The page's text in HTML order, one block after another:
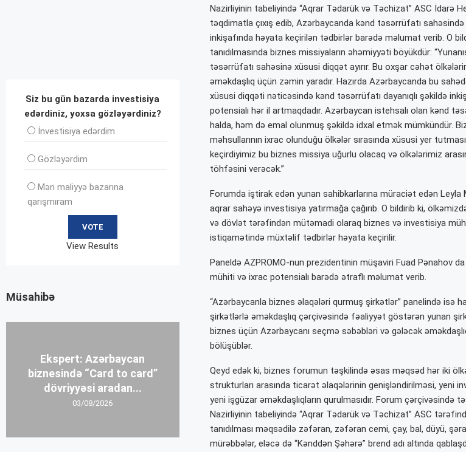
Nazirliyinin tabeliyində “Aqrar Tədarük və Təchizat” ASC İdarə
təqdimatla çıxış edib, Azərbaycanda kənd təsərrüfatı
inkişafında həyata keçirilən tədbirlər barədə məlumat verib. O
tanıdılmasında biznes missiyaların əhəmiyyəti böyükdür:
təsərrüfatı sahəsinə xüsusi diqqət ayırır. Bu oxşar cəhət
əməkdaşlıq üçün zəmin yaradır. Hazırda Azərbaycanda bu
xüsusi diqqəti nəticəsində kənd təsərrüfatı dayanıqlı şəkildə
potensialı hər il artmaqdadır. Azərbaycan istehsalı olan kənd
halda, həm də emal olunmuş şəkildə idxal etmək mümkündür.
məhsullarının ixrac olunduğu ölkələr sırasında xüsusi yer
keçirdiyimiz bu biznes missiya uğurlu olacaq və ölkələrimiz
töhfəsini verəcək.”
Forumda iştirak edən yunan sahibkarlarına müraciət edən Leyla
aqrar sahəyə investisiya yatırmağa çağırıb. O bildirib ki,
və dövlət tərəfindən mütəmadi olaraq biznes və investisiya
istiqamətində müxtəlif tədbirlər həyata keçirilir.
Paneldə AZPROMO-nun prezidentinin müşaviri Fuad Pənahov da
mühiti və ixrac potensialı barədə ətraflı məlumat verib.
“Azərbaycanla biznes əlaqələri qurmuş şirkətlər” panelində isə
şirkətlərlə əməkdaşlıq çərçivəsində fəaliyyət göstərən yunan
biznes üçün Azərbaycanı seçmə səbəbləri və gələcək
bölüşüblər.
Qeyd edək ki, biznes forumun təşkilində əsas məqsəd hər iki
strukturları arasında ticarət əlaqələrinin genişləndirilməsi, yeni
yeni işgüzar əməkdaşlıqların qurulmasıdır. Forum çərçivəsində
Nazirliyinin tabeliyində “Aqrar Tədarük və Təchizat” ASC
tanıdılması məqsədilə zəfəran, zəfəran cemi, çay, bal, düyü,
mürəbbələr, eləcə də “Kənddən Şəhərə” brend adı altında
Siz bu gün bazarda investisiya
edərdiniz, yoxsa gözləyərdiniz?
İnvеstisiya edərdim
Gözləyərdim
Mən maliyyə bazarına
qarışmıram
View Results
Müsahibə
Ekspert: Azərbaycan
biznesində “Card to card”
dövriyyəsi aradan...
03/08/2026